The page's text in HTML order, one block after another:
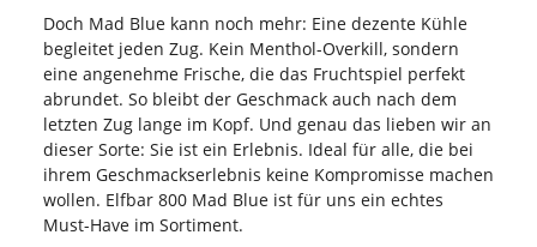
Doch Mad Blue kann noch mehr: Eine dezente Kühle
begleitet jeden Zug. Kein Menthol-Overkill, sondern
eine angenehme Frische, die das Fruchtspiel perfekt
abrundet. So bleibt der Geschmack auch nach dem
letzten Zug lange im Kopf. Und genau das lieben wir an
dieser Sorte: Sie ist ein Erlebnis. Ideal für alle, die bei
ihrem Geschmackserlebnis keine Kompromisse machen
wollen. Elfbar 800 Mad Blue ist für uns ein echtes
Must-Have im Sortiment.